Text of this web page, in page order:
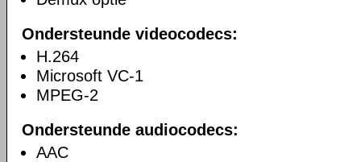
Ondersteunde videocodecs:
H.264
Microsoft VC-1
MPEG-2
Ondersteunde audiocodecs:
AAC